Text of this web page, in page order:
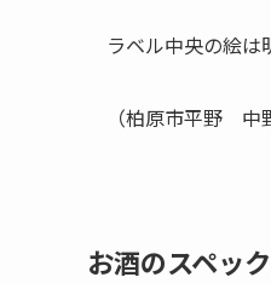
ラベル中央の絵は
（柏原市平野 中
お酒のスペック